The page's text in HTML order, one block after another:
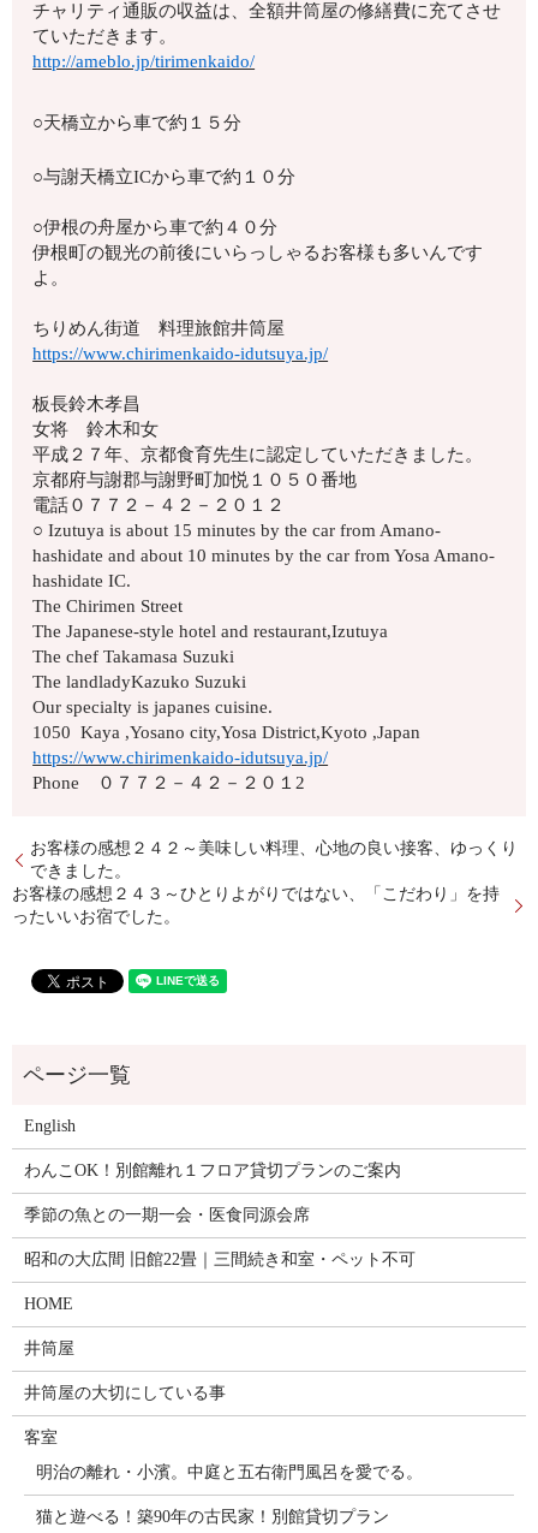
チャリティ通販の収益は、全額井筒屋の修繕費に充てさせ
ていただきます。
http://ameblo.jp/tirimenkaido/
○天橋立から車で約１５分
○与謝天橋立ICから車で約１０分
○伊根の舟屋から車で約４０分
伊根町の観光の前後にいらっしゃるお客様も多いんです
よ。
ちりめん街道 料理旅館井筒屋
https://www.chirimenkaido-idutsuya.jp/
板長鈴木孝昌
女将 鈴木和女
平成２７年、京都食育先生に認定していただきました。
京都府与謝郡与謝野町加悦１０５０番地
電話０７７２－４２－２０１２
○ Izutuya is about 15 minutes by the car from Amano-
hashidate and about 10 minutes by the car from Yosa Amano-
hashidate IC.
The Chirimen Street
The Japanese-style hotel and restaurant,Izutuya
The chef Takamasa Suzuki
The landladyKazuko Suzuki
Our specialty is japanes cuisine.
1050 Kaya ,Yosano city,Yosa District,Kyoto ,Japan
https://www.chirimenkaido-idutsuya.jp/
Phone ０７７２－４２－２０１2
お客様の感想２４２～美味しい料理、心地の良い接客、ゆっくり
できました。
お客様の感想２４３～ひとりよがりではない、「こだわり」を持
ったいいお宿でした。
English
わんこOK！別館離れ１フロア貸切プランのご案内
季節の魚との一期一会・医食同源会席
昭和の大広間 旧館22畳｜三間続き和室・ペット不可
HOME
井筒屋
井筒屋の大切にしている事
客室
明治の離れ・小濱。中庭と五右衛門風呂を愛でる。
猫と遊べる！築90年の古民家！別館貸切プラン